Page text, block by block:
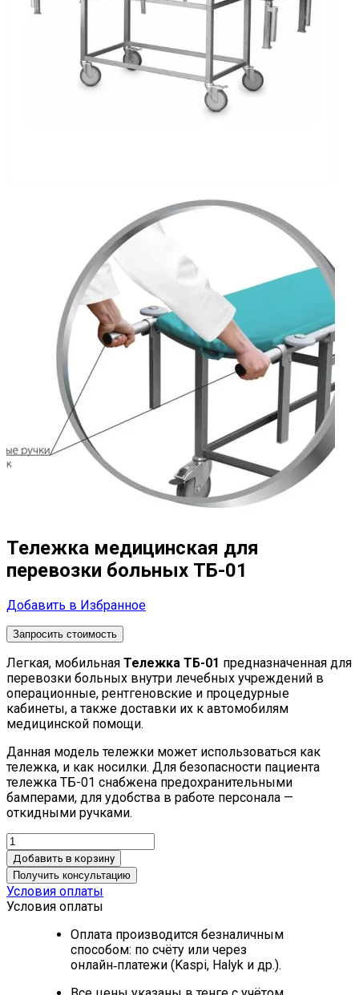
Тележка медицинская для
перевозки больных ТБ-01
Добавить в Избранное
Запросить стоимость
Легкая, мобильная Тележка ТБ-01 предназначенная для
перевозки больных внутри лечебных учреждений в
операционные, рентгеновские и процедурные
кабинеты, а также доставки их к автомобилям
медицинской помощи.
Данная модель тележки может использоваться как
тележка, и как носилки. Для безопасности пациента
тележка ТБ-01 снабжена предохранительными
бамперами, для удобства в работе персонала —
откидными ручками.
Добавить в корзину
Получить консультацию
Условия оплаты
Условия оплаты
Оплата производится безналичным
способом: по счёту или через
онлайн‑платежи (Kaspi, Halyk и др.).